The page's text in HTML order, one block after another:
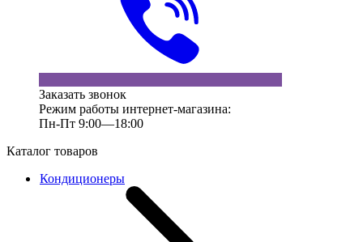
Заказать звонок
Режим работы интернет-магазина:
Пн-Пт 9:00—18:00
Каталог товаров
Кондиционеры